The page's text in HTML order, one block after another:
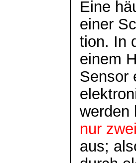
Eine
einer
tion. In
einem
Sensor
werden
nur
aus;